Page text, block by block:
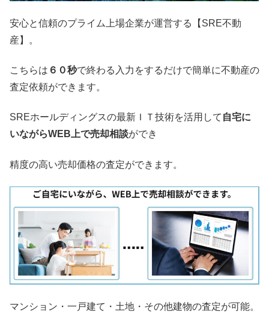
安心と信頼のプライム上場企業が運営する【SRE不動
産】。
こちらは ６０秒で終わる入力をするだけで簡単に不動産の
査定依頼ができます。
SREホールディングスの最新ＩＴ技術を活用して 自宅に
いながらWEB上で売却相談ができ
精度の高い売却価格の査定ができます。
マンション・一戸建て・土地・その他建物の査定が可能。